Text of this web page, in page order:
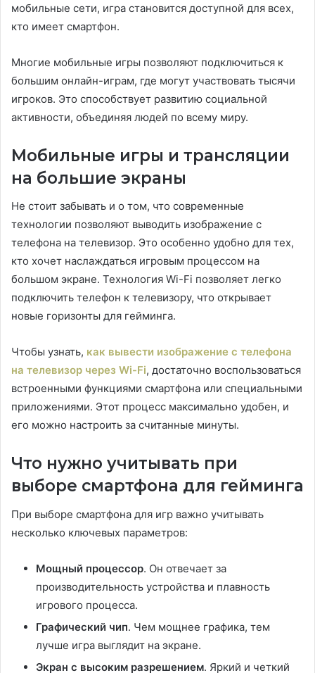
мобильные сети, игра становится доступной для всех,
кто имеет смартфон.
Многие мобильные игры позволяют подключиться к
большим онлайн-играм, где могут участвовать тысячи
игроков. Это способствует развитию социальной
активности, объединяя людей по всему миру.
Мобильные игры и трансляции
на большие экраны
Не стоит забывать и о том, что современные
технологии позволяют выводить изображение с
телефона на телевизор. Это особенно удобно для тех,
кто хочет наслаждаться игровым процессом на
большом экране. Технология Wi-Fi позволяет легко
подключить телефон к телевизору, что открывает
новые горизонты для гейминга.
Чтобы узнать, как вывести изображение с телефона
на телевизор через Wi-Fi, достаточно воспользоваться
встроенными функциями смартфона или специальными
приложениями. Этот процесс максимально удобен, и
его можно настроить за считанные минуты.
Что нужно учитывать при
выборе смартфона для гейминга
При выборе смартфона для игр важно учитывать
несколько ключевых параметров:
Мощный процессор. Он отвечает за
производительность устройства и плавность
игрового процесса.
Графический чип. Чем мощнее графика, тем
лучше игра выглядит на экране.
Экран с высоким разрешением. Яркий и четкий